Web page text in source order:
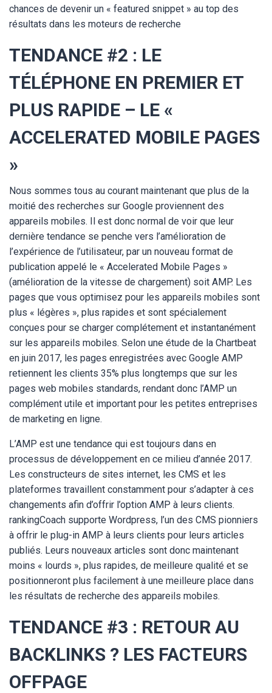
chances de devenir un « featured snippet » au top des
résultats dans les moteurs de recherche
TENDANCE #2 : LE
TÉLÉPHONE EN PREMIER ET
PLUS RAPIDE – LE «
ACCELERATED MOBILE PAGES
»
Nous sommes tous au courant maintenant que plus de la
moitié des recherches sur Google proviennent des
appareils mobiles. Il est donc normal de voir que leur
dernière tendance se penche vers l’amélioration de
l’expérience de l’utilisateur, par un nouveau format de
publication appelé le « Accelerated Mobile Pages »
(amélioration de la vitesse de chargement) soit AMP. Les
pages que vous optimisez pour les appareils mobiles sont
plus « légères », plus rapides et sont spécialement
conçues pour se charger complétement et instantanément
sur les appareils mobiles. Selon une étude de la Chartbeat
en juin 2017, les pages enregistrées avec Google AMP
retiennent les clients 35% plus longtemps que sur les
pages web mobiles standards, rendant donc l’AMP un
complément utile et important pour les petites entreprises
de marketing en ligne.
L’AMP est une tendance qui est toujours dans en
processus de développement en ce milieu d’année 2017.
Les constructeurs de sites internet, les CMS et les
plateformes travaillent constamment pour s’adapter à ces
changements afin d’offrir l’option AMP à leurs clients.
rankingCoach supporte Wordpress, l’un des CMS pionniers
à offrir le plug-in AMP à leurs clients pour leurs articles
publiés. Leurs nouveaux articles sont donc maintenant
moins « lourds », plus rapides, de meilleure qualité et se
positionneront plus facilement à une meilleure place dans
les résultats de recherche des appareils mobiles.
TENDANCE #3 : RETOUR AU
BACKLINKS ? LES FACTEURS
OFFPAGE